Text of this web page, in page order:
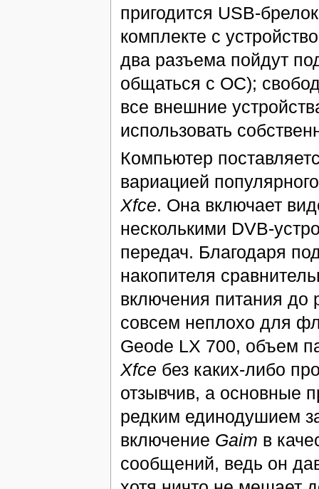
пригодится USB-
комплекте с
два разъема пойдут
общаться с ОС);
все внешние
использовать
Компьютер
вариацией
Xfce. Она включает
несколькими DVB-
передач. Благодаря
накопителя
включения питания до
совсем неплохо для
Geode LX 700, объем
Xfce без каких-либо
отзывчив, а основные
редким единодушием
включение Gaim в
сообщений, ведь он